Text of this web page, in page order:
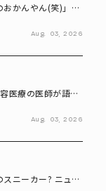
かんやん(笑)」と
Aug. 03, 2026
医療の医師が語る
Aug. 03, 2026
ニーカー? ニュー